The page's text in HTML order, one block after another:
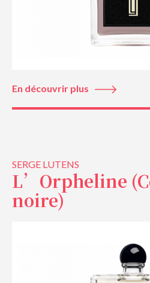
En découvrir plus
SERGE LUTENS
L’Orpheline
noire)